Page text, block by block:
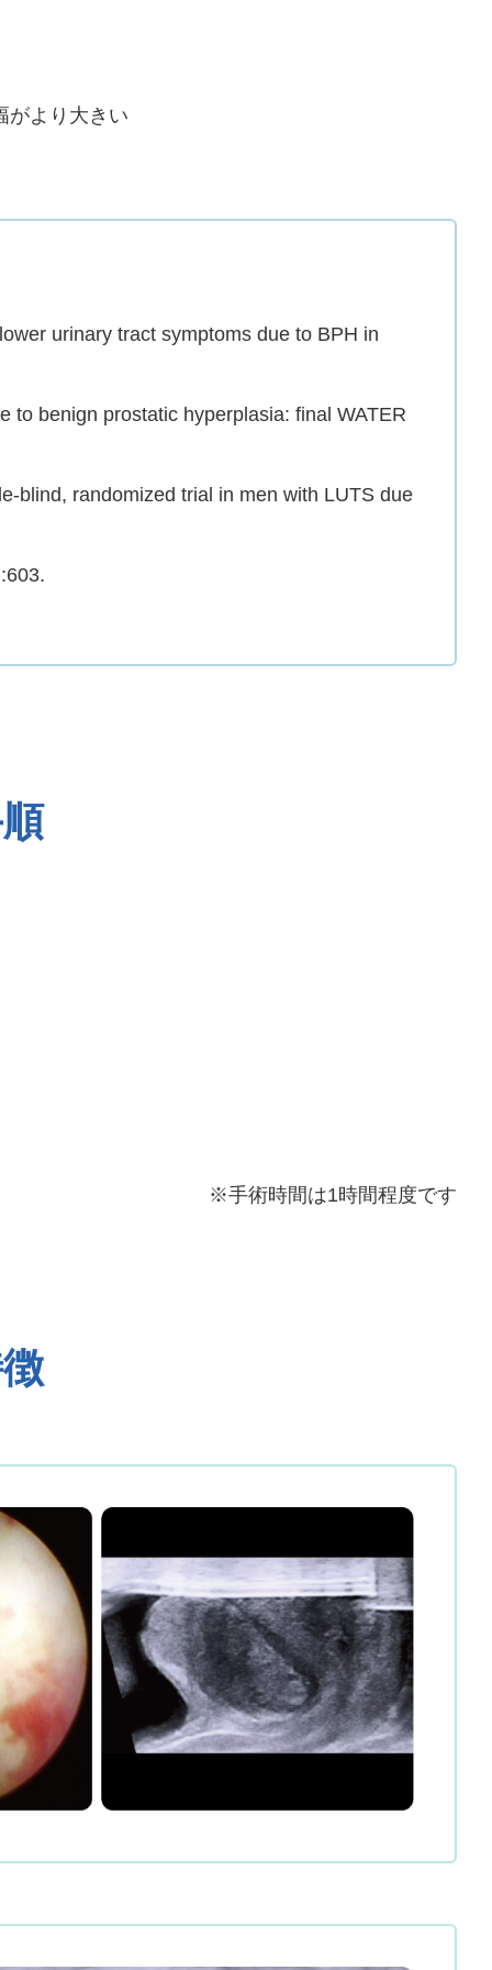
がより大きい
urinary tract symptoms due to BPH in
to benign prostatic hyperplasia: final WATER
blind, randomized trial in men with LUTS due
※手術時間は1時間程度です